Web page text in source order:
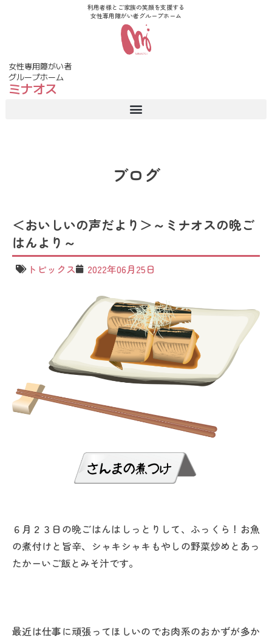
利用者様とご家族の笑顔を支援する
女性専用障がい者グループホーム
女性専用障がい者
グループホーム
ミナオス
ブログ
＜おいしいの声だより＞～ミナオスの晩ご
はんより～
トピックス 2022年06月25日
６月２３日の晩ごはんはしっとりして、ふっくら！お魚
の煮付けと旨辛、シャキシャキもやしの野菜炒めとあっ
たかーいご飯とみそ汁です。
最近は仕事に頑張ってほしいのでお肉系のおかずが多か